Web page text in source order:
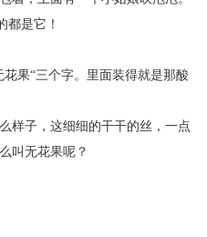
都是它！
果“三个字。里面装得就是那酸
样子，这细细的干干的丝，一点
叫无花果呢？